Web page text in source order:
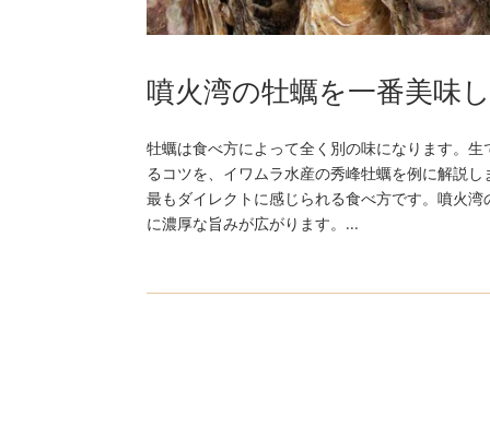
噴火湾の牡蠣を一番美味
牡蠣は食べ方によって全く別の味になります。
るコツを、イワムラ水産の秀峰牡蠣を例に解説
最もダイレクトに感じられる食べ方です。噴火
に濃厚な旨みが広がります。...